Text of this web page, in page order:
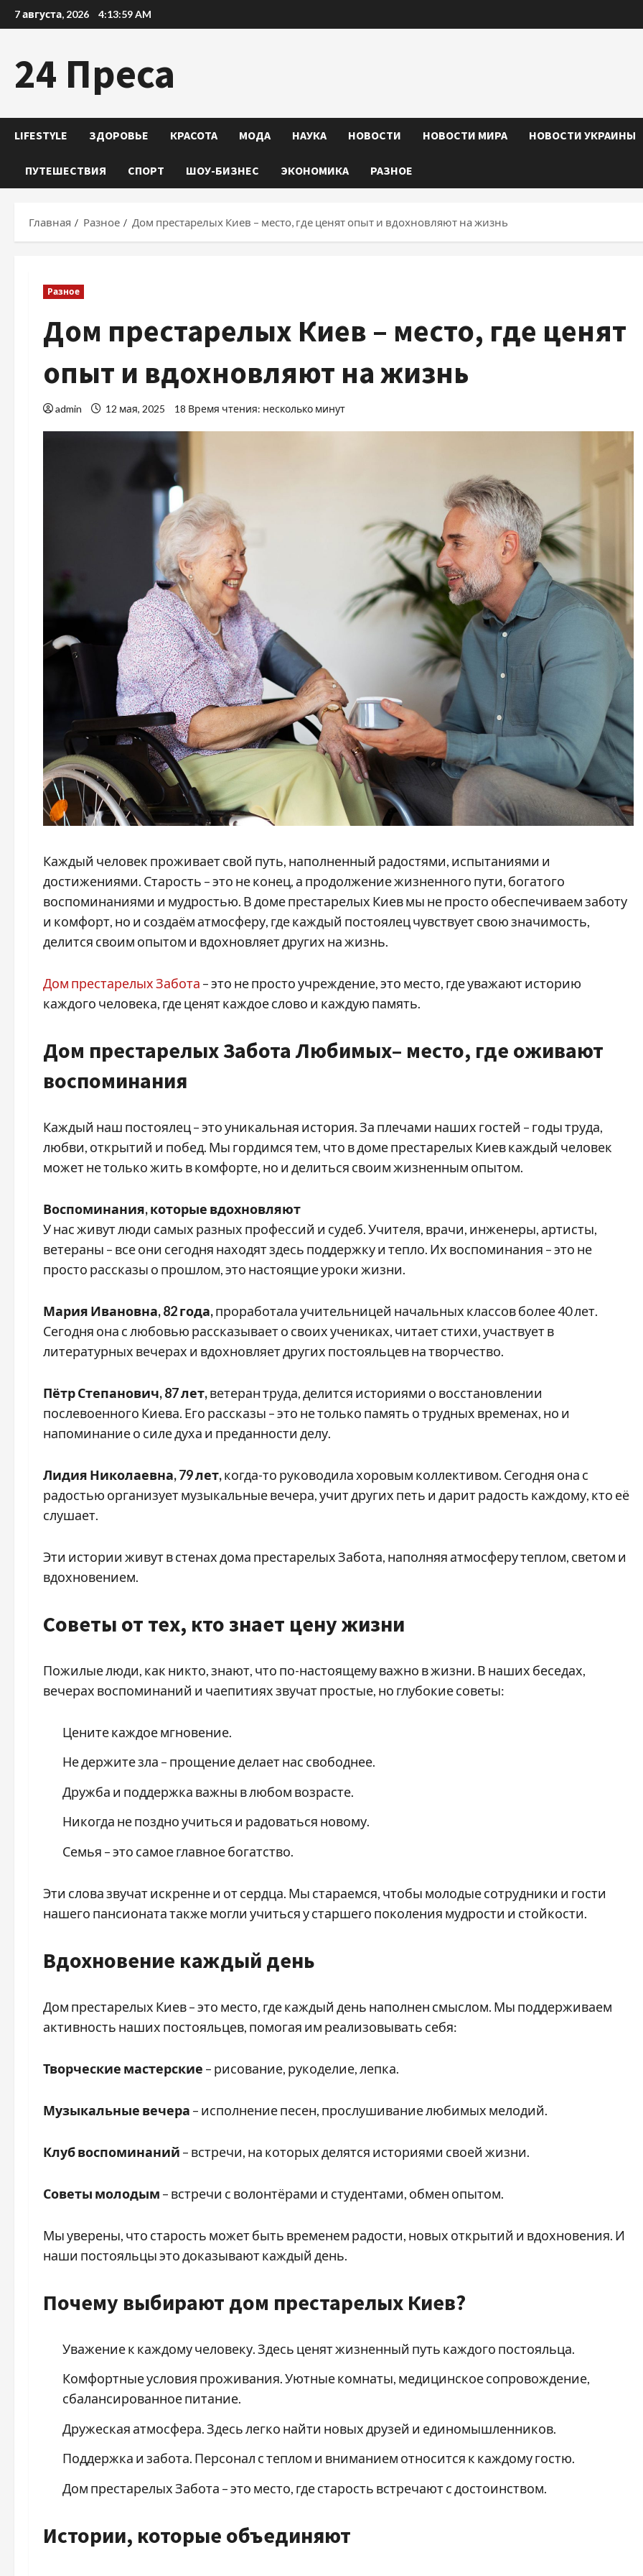
Перейти
к
7 августа, 2026 4:14:00 AM
24 Преса
LIFESTYLE ЗДОРОВЬЕ КРАСОТА МОДА НАУКА НОВОСТИ НОВОСТИ МИРА НОВОСТИ УКРАИНЫ
ПУТЕШЕСТВИЯ СПОРТ ШОУ-БИЗНЕС ЭКОНОМИКА РАЗНОЕ
Главная Разное Дом престарелых Киев – место, где ценят опыт и вдохновляют на жизнь
Разное
Дом престарелых Киев – место, где ценят
опыт и вдохновляют на жизнь
admin 12 мая, 2025 18 Время чтения: несколько минут
Каждый человек проживает свой путь, наполненный радостями, испытаниями и
достижениями. Старость – это не конец, а продолжение жизненного пути, богатого
воспоминаниями и мудростью. В доме престарелых Киев мы не просто обеспечиваем заботу
и комфорт, но и создаём атмосферу, где каждый постоялец чувствует свою значимость,
делится своим опытом и вдохновляет других на жизнь.
Дом престарелых Забота – это не просто учреждение, это место, где уважают историю
каждого человека, где ценят каждое слово и каждую память.
Дом престарелых Забота Любимых– место, где оживают
воспоминания
Каждый наш постоялец – это уникальная история. За плечами наших гостей – годы труда,
любви, открытий и побед. Мы гордимся тем, что в доме престарелых Киев каждый человек
может не только жить в комфорте, но и делиться своим жизненным опытом.
Воспоминания, которые вдохновляют
У нас живут люди самых разных профессий и судеб. Учителя, врачи, инженеры, артисты,
ветераны – все они сегодня находят здесь поддержку и тепло. Их воспоминания – это не
просто рассказы о прошлом, это настоящие уроки жизни.
Мария Ивановна, 82 года,проработала учительницей начальных классов более 40 лет.
Сегодня она с любовью рассказывает о своих учениках, читает стихи, участвует в
литературных вечерах и вдохновляет других постояльцев на творчество.
Пётр Степанович, 87 лет,ветеран труда, делится историями о восстановлении
послевоенного Киева. Его рассказы – это не только память о трудных временах, но и
напоминание о силе духа и преданности делу.
Лидия Николаевна, 79 лет,когда-то руководила хоровым коллективом. Сегодня она с
радостью организует музыкальные вечера, учит других петь и дарит радость каждому, кто её
слушает.
Эти истории живут в стенах дома престарелых Забота, наполняя атмосферу теплом, светом и
вдохновением.
Советы от тех, кто знает цену жизни
Пожилые люди, как никто, знают, что по-настоящему важно в жизни. В наших беседах,
вечерах воспоминаний и чаепитиях звучат простые, но глубокие советы:
Цените каждое мгновение.
Не держите зла – прощение делает нас свободнее.
Дружба и поддержка важны в любом возрасте.
Никогда не поздно учиться и радоваться новому.
Семья – это самое главное богатство.
Эти слова звучат искренне и от сердца. Мы стараемся, чтобы молодые сотрудники и гости
нашего пансионата также могли учиться у старшего поколения мудрости и стойкости.
Вдохновение каждый день
Дом престарелых Киев – это место, где каждый день наполнен смыслом. Мы поддерживаем
активность наших постояльцев, помогая им реализовывать себя:
Творческие мастерские – рисование, рукоделие, лепка.
Музыкальные вечера – исполнение песен, прослушивание любимых мелодий.
Клуб воспоминаний – встречи, на которых делятся историями своей жизни.
Советы молодым – встречи с волонтёрами и студентами, обмен опытом.
Мы уверены, что старость может быть временем радости, новых открытий и вдохновения. И
наши постояльцы это доказывают каждый день.
Почему выбирают дом престарелых Киев?
Уважение к каждому человеку. Здесь ценят жизненный путь каждого постояльца.
Комфортные условия проживания. Уютные комнаты, медицинское сопровождение,
сбалансированное питание.
Дружеская атмосфера. Здесь легко найти новых друзей и единомышленников.
Поддержка и забота. Персонал с теплом и вниманием относится к каждому гостю.
Дом престарелых Забота – это место, где старость встречают с достоинством.
Истории, которые объединяют